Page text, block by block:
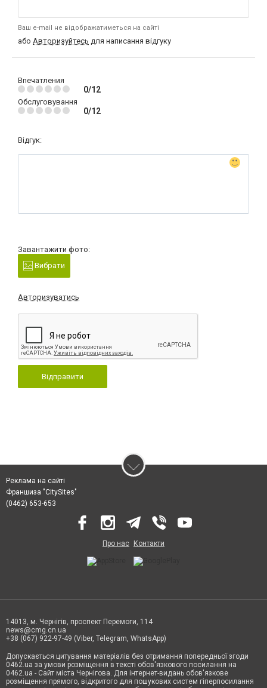
Ваш e-mail не відображатиметься на сайті
або Авторизуйтесь для написання відгуку
Впечатления
0/12
Обслуговування
0/12
Відгук:
Завантажити фото:
Вибрати
Авторизуватись
Відправити
Реклама на сайті
Франшиза "CitySites"
(0462) 653-653
Про нас Контакти
14013, м. Чернігів, проспект Перемоги, 114
news@cmg.cn.ua
+38 (067) 922-97-49 (Viber, Telegram, WhatsApp)
Допускається цитування матеріалів без отримання попередньої згоди
0462.ua за умови розміщення в тексті обов'язкового посилання на
0462.ua - Сайт міста Чернігова. Для інтернет-видань обов'язкове
розміщення прямого, відкритого для пошукових систем гіперпосилання